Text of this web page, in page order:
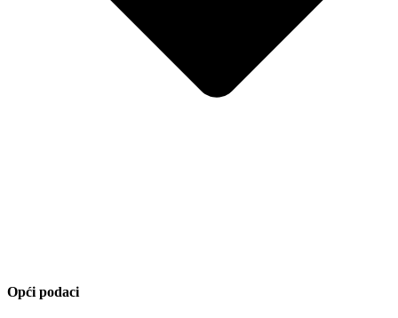
Opći podaci